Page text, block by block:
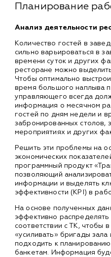
Планирование
Анализ деятельности
Количество гостей в
сильно варьироваться в
времени суток и других
ресторане можно
Чтобы оптимально
время большого наплыва
управляющего всегда
информация о месячном
гостей по дням недели и
забронированных столов,
мероприятиях и других
Решить эти проблемы на
экономических
программный продукт
позволяющий
информации и выделять
эффективности (KPI) в
На основе полученных
эффективно
соответствии с ТК, чтобы
«усиливать» бригады зала
подходить к
банкетам. Информация